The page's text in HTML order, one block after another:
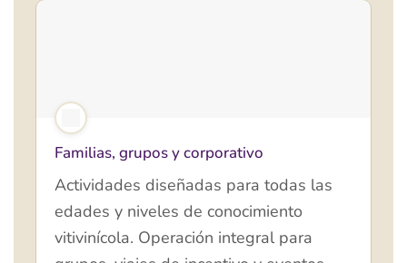
Familias, grupos y corporativo
Actividades diseñadas para todas las
edades y niveles de conocimiento
vitivinícola. Operación integral para